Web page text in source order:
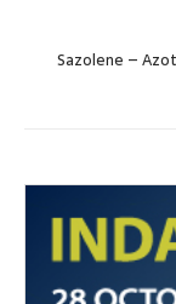
Sazolene –